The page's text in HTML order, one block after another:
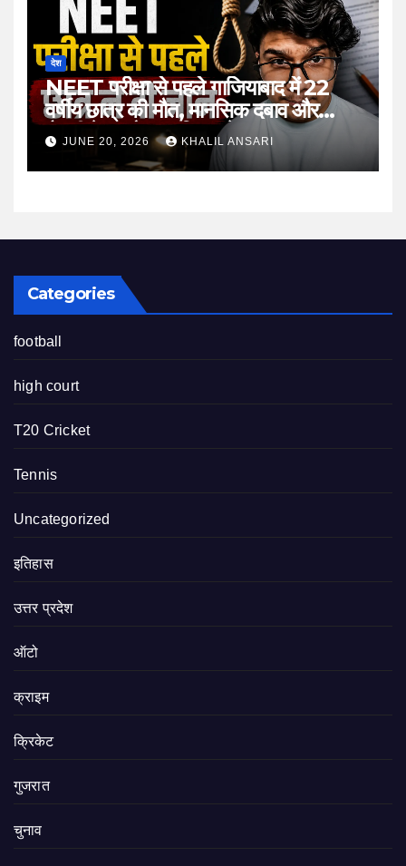
देश
NEET परीक्षा से पहले गाजियाबाद में 22
वर्षीय छात्र की मौत, मानसिक दबाव और
तैयारी के माहौल पर फिर उठे सवाल
JUNE 20, 2026 KHALIL ANSARI
Categories
football
high court
T20 Cricket
Tennis
Uncategorized
इतिहास
उत्तर प्रदेश
ऑटो
क्राइम
क्रिकेट
गुजरात
चुनाव